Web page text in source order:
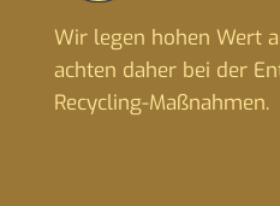
Wir legen hohen Wert
achten daher bei der
Recycling-Maßnahmen.